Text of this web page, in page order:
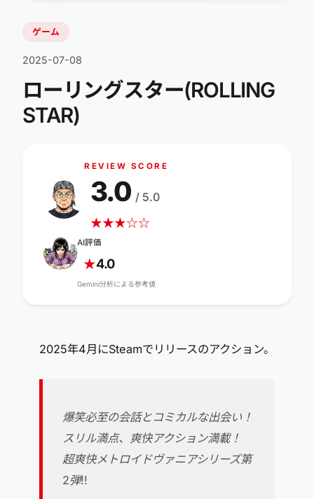
ゲーム
2025-07-08
ローリングスター(ROLLING
STAR)
REVIEW SCORE
★★★☆☆
3.0 / 5.0
AI評価
★4.0
Gemini分析による参考値
2025年4月にSteamでリリースのアクション。
爆笑必至の会話とコミカルな出会い！
スリル満点、爽快アクション満載！
超爽快メトロイドヴァニアシリーズ第
2弾!!